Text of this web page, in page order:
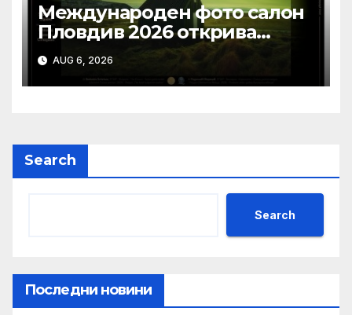
Международен фото салон
Пловдив 2026 открива
изложба с най-добрите
фотографии от
тазгодишното издание
AUG 6, 2026
Search
Search
Последни новини